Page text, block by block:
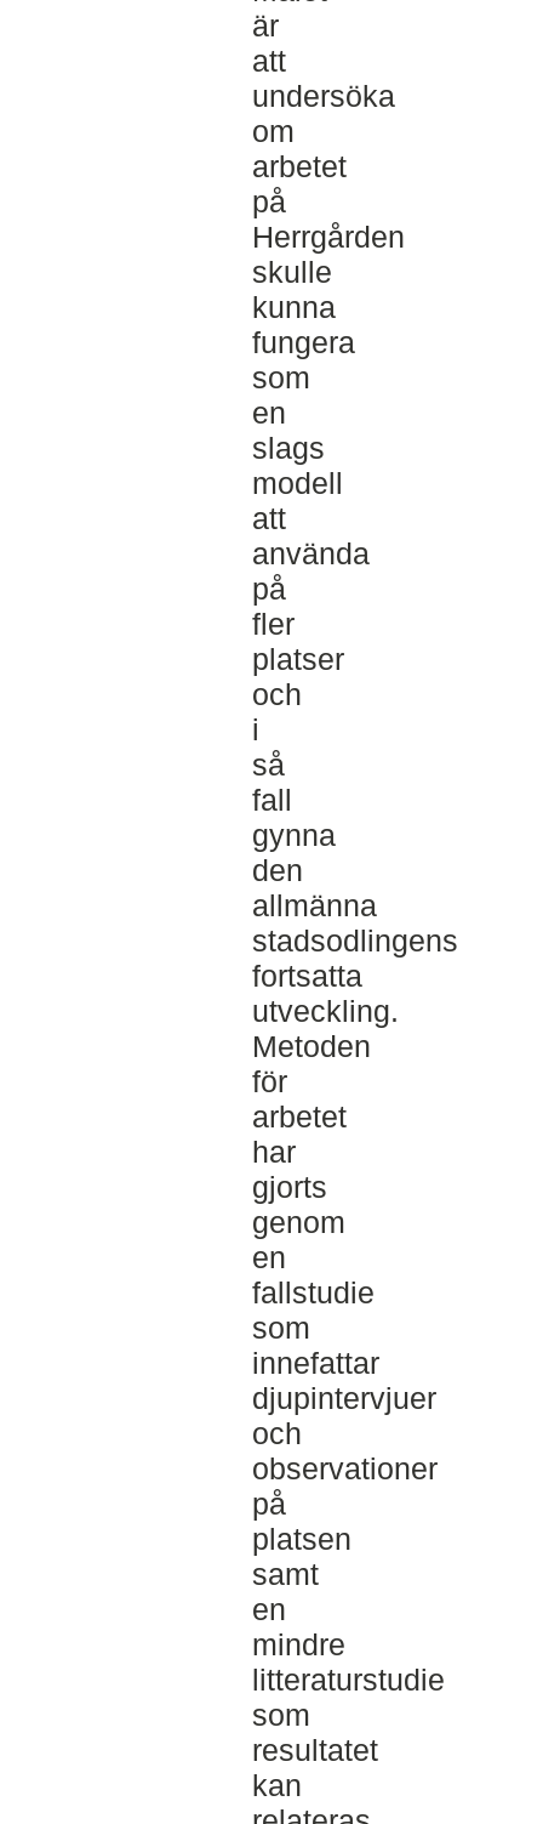
är
att
undersöka
om
arbetet
på
Herrgården
skulle
kunna
fungera
som
en
slags
modell
att
använda
på
fler
platser
och
i
så
fall
gynna
den
allmänna
stadsodlingens
fortsatta
utveckling.
Metoden
för
arbetet
har
gjorts
genom
en
fallstudie
som
innefattar
djupintervjuer
och
observationer
på
platsen
samt
en
mindre
litteraturstudie
som
resultatet
kan